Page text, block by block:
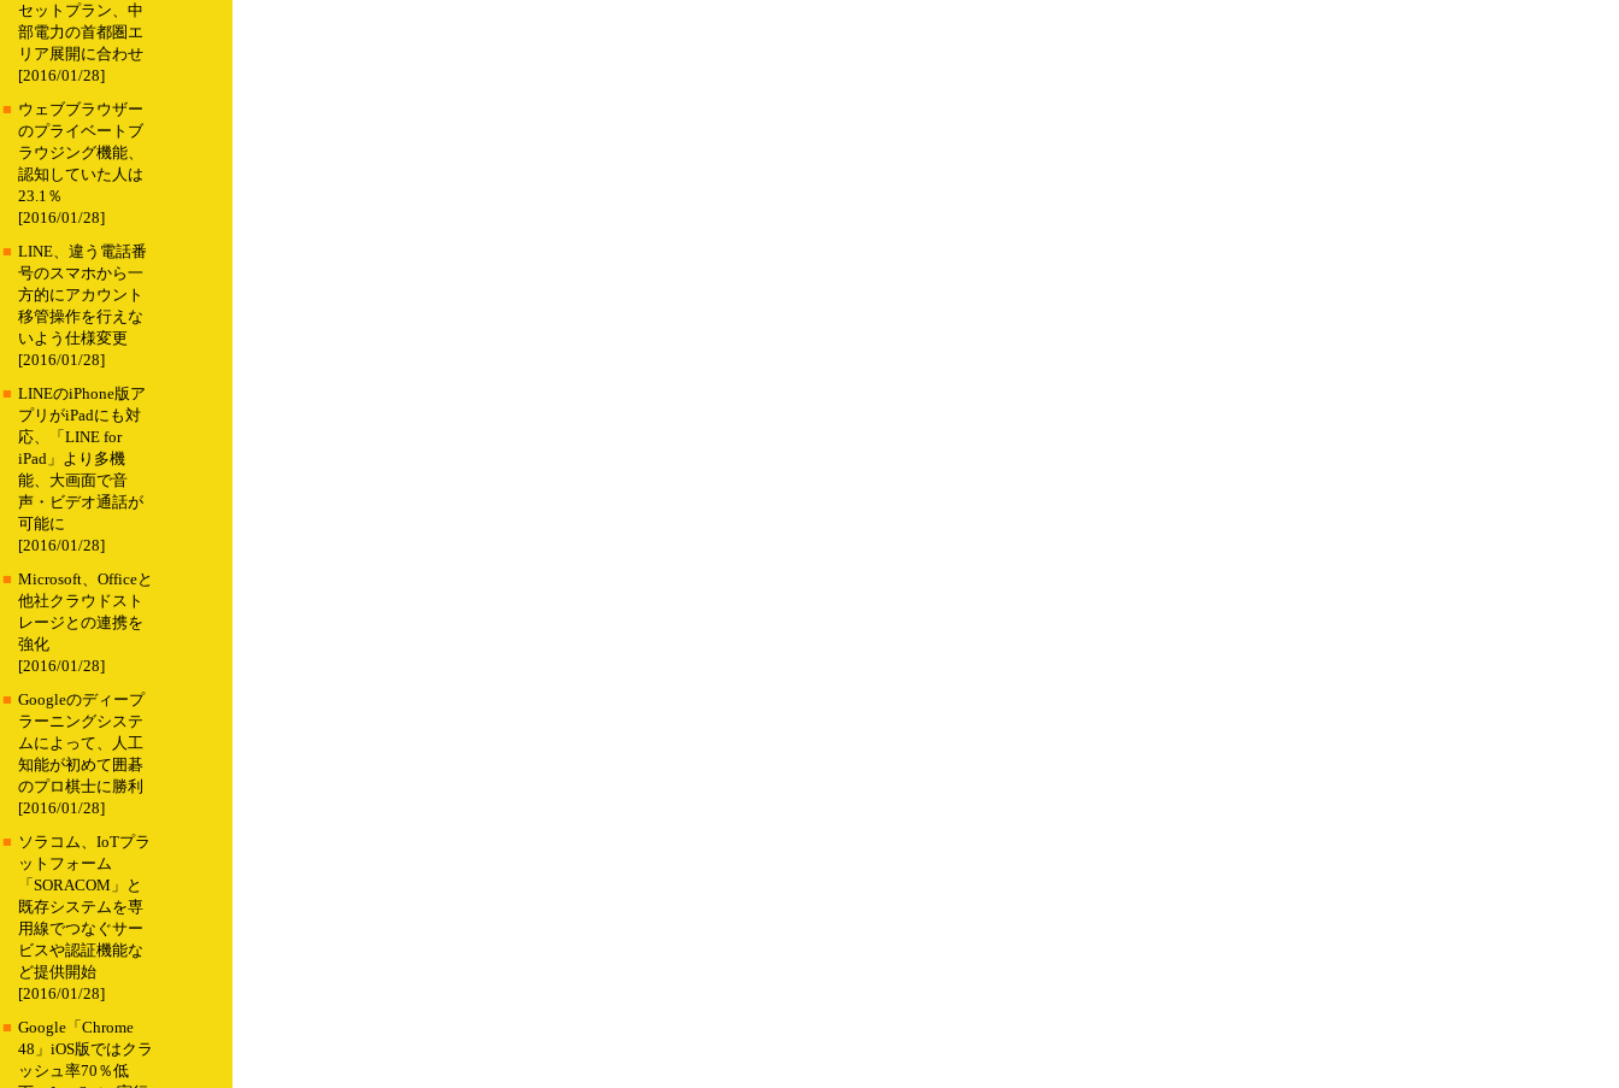
セットプラン、中
部電力の首都圏エ
リア展開に合わせ
[2016/01/28]
■ ウェブブラウザー
のプライベートブ
ラウジング機能、
認知していた人は
23.1％
[2016/01/28]
■ LINE、違う電話番
号のスマホから一
方的にアカウント
移管操作を行えな
いよう仕様変更
[2016/01/28]
■ LINEのiPhone版ア
プリがiPadにも対
応、「LINE for
iPad」より多機
能、大画面で音
声・ビデオ通話が
可能に
[2016/01/28]
■ Microsoft、Officeと
他社クラウドスト
レージとの連携を
強化
[2016/01/28]
■ Googleのディープ
ラーニングシステ
ムによって、人工
知能が初めて囲碁
のプロ棋士に勝利
[2016/01/28]
■ ソラコム、IoTプラ
ットフォーム
「SORACOM」と
既存システムを専
用線でつなぐサー
ビスや認証機能な
ど提供開始
[2016/01/28]
■ Google「Chrome
48」iOS版ではクラ
ッシュ率70％低